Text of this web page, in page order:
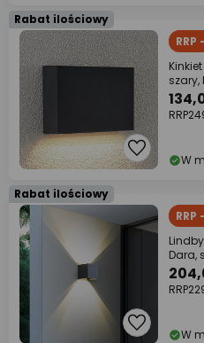
Rabat ilościowy
RRP
szary,
RRP
W
Rabat ilościowy
RRP
Dara,
RRP
W